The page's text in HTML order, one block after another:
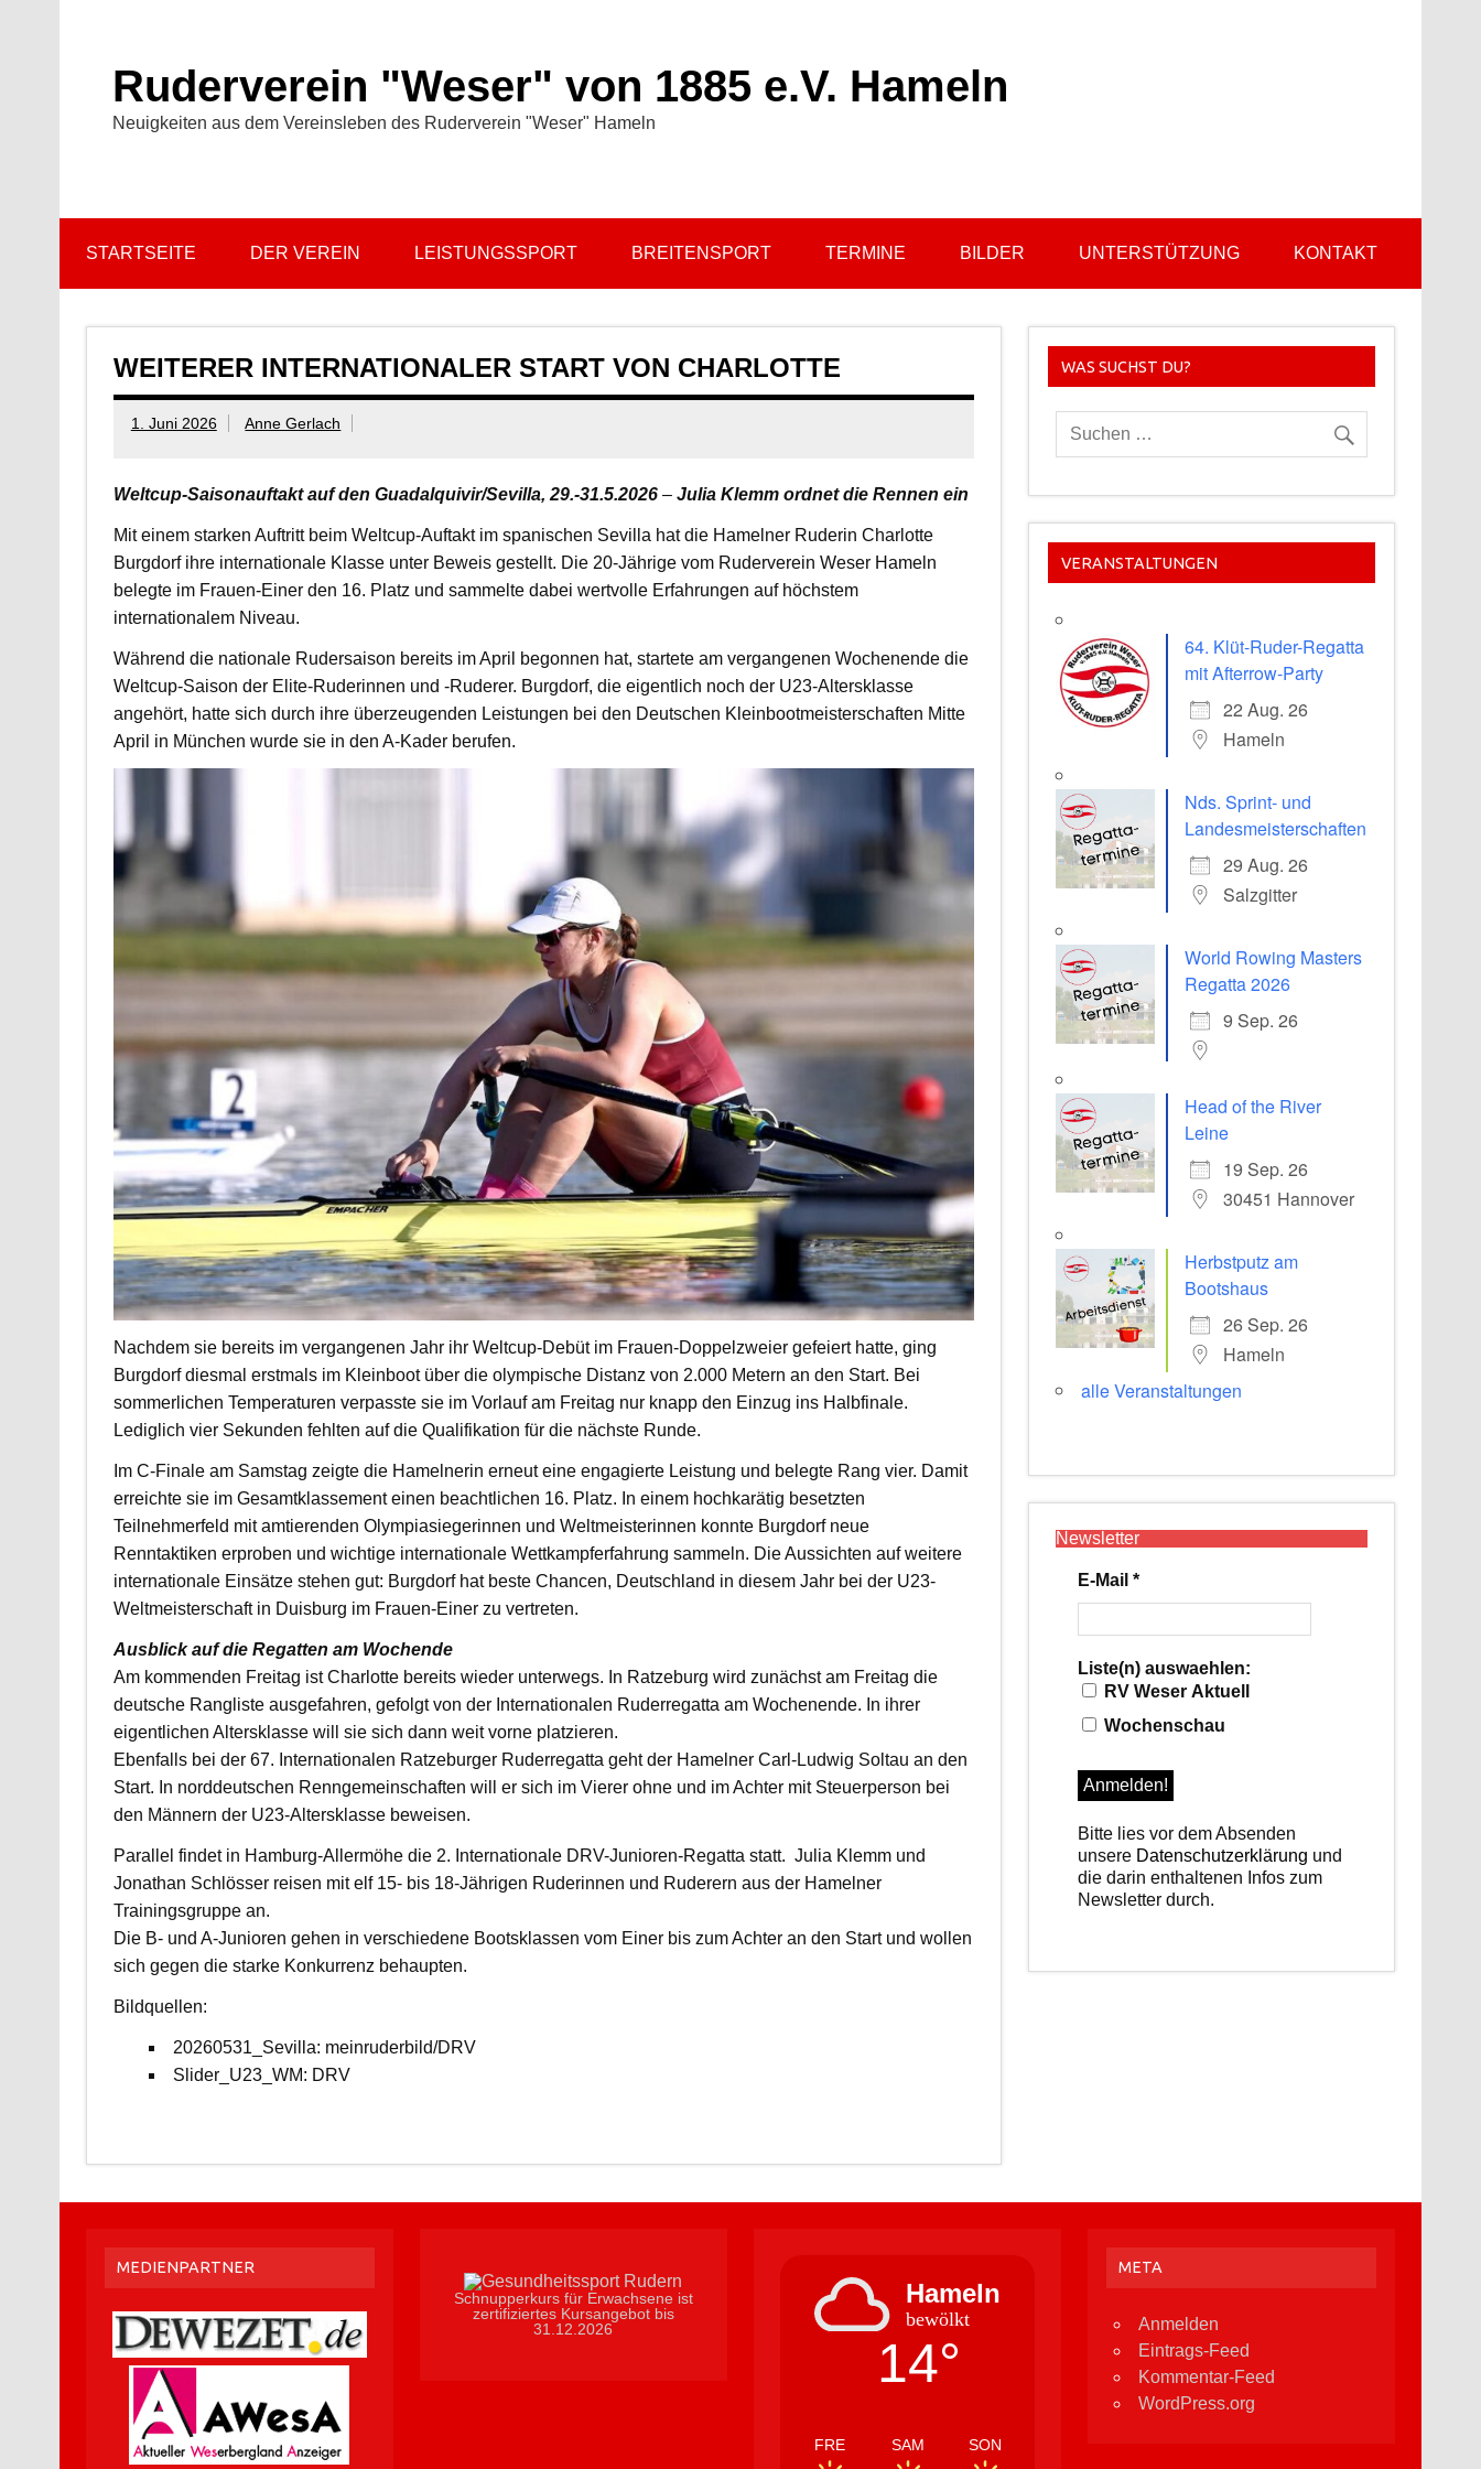
Ruderverein "Weser" von 1885 e.V. Hameln
Neuigkeiten aus dem Vereinsleben des Ruderverein "Weser" Hameln
STARTSEITE DER VEREIN LEISTUNGSSPORT BREITENSPORT TERMINE BILDER UNTERSTÜTZUNG KONTAKT
WEITERER INTERNATIONALER START VON CHARLOTTE
1. Juni 2026 Anne Gerlach
Weltcup-Saisonauftakt auf den Guadalquivir/Sevilla, 29.-31.5.2026– Julia Klemm ordnet die Rennen ein
Mit einem starken Auftritt beim Weltcup-Auftakt im spanischen Sevilla hat die Hamelner Ruderin Charlotte
Burgdorf ihre internationale Klasse unter Beweis gestellt. Die 20-Jährige vom Ruderverein Weser Hameln
belegte im Frauen-Einer den 16. Platz und sammelte dabei wertvolle Erfahrungen auf höchstem
internationalem Niveau.
Während die nationale Rudersaison bereits im April begonnen hat, startete am vergangenen Wochenende die
Weltcup-Saison der Elite-Ruderinnen und -Ruderer. Burgdorf, die eigentlich noch der U23-Altersklasse
angehört, hatte sich durch ihre überzeugenden Leistungen bei den Deutschen Kleinbootmeisterschaften Mitte
April in München wurde sie in den A-Kader berufen.
Nachdem sie bereits im vergangenen Jahr ihr Weltcup-Debüt im Frauen-Doppelzweier gefeiert hatte, ging
Burgdorf diesmal erstmals im Kleinboot über die olympische Distanz von 2.000 Metern an den Start. Bei
sommerlichen Temperaturen verpasste sie im Vorlauf am Freitag nur knapp den Einzug ins Halbfinale.
Lediglich vier Sekunden fehlten auf die Qualifikation für die nächste Runde.
Im C-Finale am Samstag zeigte die Hamelnerin erneut eine engagierte Leistung und belegte Rang vier. Damit
erreichte sie im Gesamtklassement einen beachtlichen 16. Platz. In einem hochkarätig besetzten
Teilnehmerfeld mit amtierenden Olympiasiegerinnen und Weltmeisterinnen konnte Burgdorf neue
Renntaktiken erproben und wichtige internationale Wettkampferfahrung sammeln. Die Aussichten auf weitere
internationale Einsätze stehen gut: Burgdorf hat beste Chancen, Deutschland in diesem Jahr bei der U23-
Weltmeisterschaft in Duisburg im Frauen-Einer zu vertreten.
Ausblick auf die Regatten am Wochende
Am kommenden Freitag ist Charlotte bereits wieder unterwegs. In Ratzeburg wird zunächst am Freitag die
deutsche Rangliste ausgefahren, gefolgt von der Internationalen Ruderregatta am Wochenende. In ihrer
eigentlichen Altersklasse will sie sich dann weit vorne platzieren.
Ebenfalls bei der 67. Internationalen Ratzeburger Ruderregatta geht der Hamelner Carl-Ludwig Soltau an den
Start. In norddeutschen Renngemeinschaften will er sich im Vierer ohne und im Achter mit Steuerperson bei
den Männern der U23-Altersklasse beweisen.
Parallel findet in Hamburg-Allermöhe die 2. Internationale DRV-Junioren-Regatta statt. Julia Klemm und
Jonathan Schlösser reisen mit elf 15- bis 18-Jährigen Ruderinnen und Ruderern aus der Hamelner
Trainingsgruppe an.
Die B- und A-Junioren gehen in verschiedene Bootsklassen vom Einer bis zum Achter an den Start und wollen
sich gegen die starke Konkurrenz behaupten.
Bildquellen:
20260531_Sevilla: meinruderbild/DRV
Slider_U23_WM: DRV
WAS SUCHST DU?
VERANSTALTUNGEN
64. Klüt-Ruder-Regatta
mit Afterrow-Party
22 Aug. 26
Hameln
Nds. Sprint- und
Landesmeisterschaften
29 Aug. 26
Salzgitter
World Rowing Masters
Regatta 2026
9 Sep. 26
Head of the River
Leine
19 Sep. 26
30451 Hannover
Herbstputz am
Bootshaus
26 Sep. 26
Hameln
alle Veranstaltungen
Newsletter
E-Mail*
Liste(n) auswaehlen:
RV Weser Aktuell
Wochenschau
Bitte lies vor dem Absenden
unsere Datenschutzerklärung und
die darin enthaltenen Infos zum
Newsletter durch.
MEDIENPARTNER
Schnupperkurs für Erwachsene ist
zertifiziertes Kursangebot bis
31.12.2026
Hameln
bewölkt
14°
FRE SAM SON
META
Anmelden
Eintrags-Feed
Kommentar-Feed
WordPress.org